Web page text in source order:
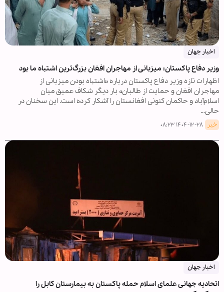
اخبار جهان
وزیر دفاع پاکستان: میزبانی از مهاجران افغان بزرگ‌ترین اشتباه ما بود
اظهارات تازه وزیر دفاع پاکستان درباره «اشتباه بودن میزبانی از
مهاجران افغان و حمایت از طالبان» بار دیگر شکاف عمیق میان
اسلام‌آباد و حاکمان کنونی افغانستان را آشکار کرده است. این سخنان در
حالی…
خبر ۱۴۰۴-۱۲-۲۸ ۰۸:۲۳
اخبار جهان
اتحادیه جهانی علمای اسلام حمله پاکستان به بیمارستان کابل را